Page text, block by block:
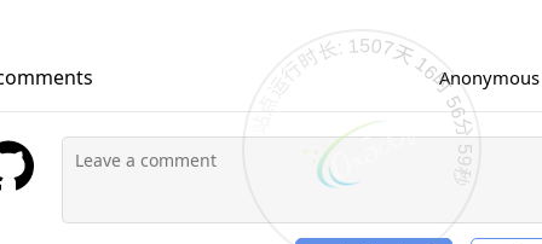
Anonymous
站点运行时长: 1507天 16时 57分 0秒